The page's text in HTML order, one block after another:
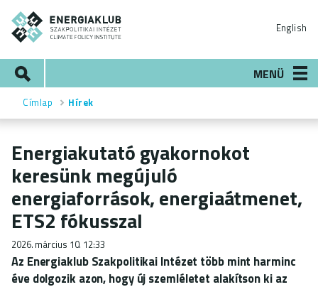
Ugrás
tartalomra
English
MENÜ
Morzsa
Címlap Hírek
Energiakutató gyakornokot
keresünk megújuló
energiaforrások, energiaátmenet,
ETS2 fókusszal
2026. március 10. 12:33
Az Energiaklub Szakpolitikai Intézet több mint harminc
éve dolgozik azon, hogy új szemléletet alakítson ki az